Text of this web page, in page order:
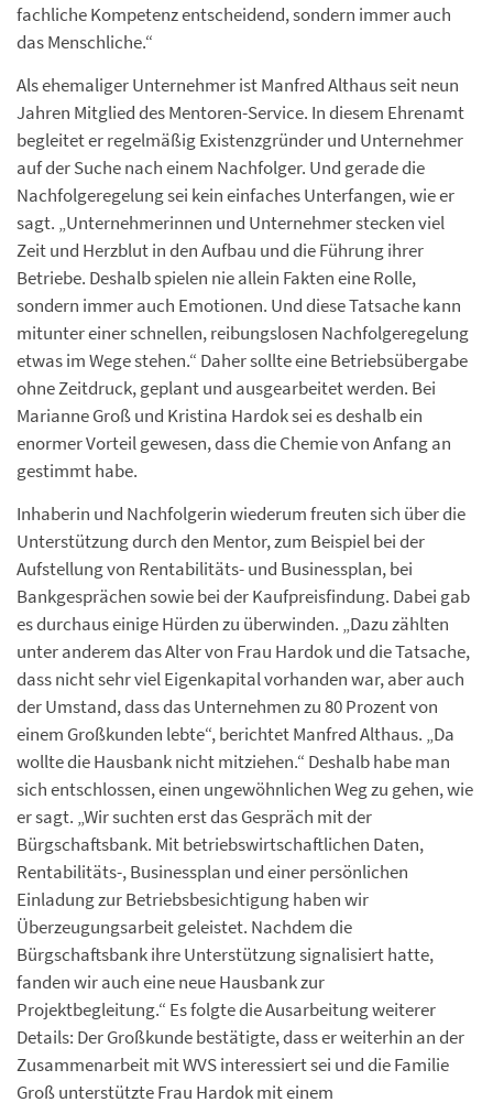
fachliche Kompetenz entscheidend, sondern immer auch
das Menschliche.“
Als ehemaliger Unternehmer ist Manfred Althaus seit neun
Jahren Mitglied des Mentoren-Service. In diesem Ehrenamt
begleitet er regelmäßig Existenzgründer und Unternehmer
auf der Suche nach einem Nachfolger. Und gerade die
Nachfolgeregelung sei kein einfaches Unterfangen, wie er
sagt. „Unternehmerinnen und Unternehmer stecken viel
Zeit und Herzblut in den Aufbau und die Führung ihrer
Betriebe. Deshalb spielen nie allein Fakten eine Rolle,
sondern immer auch Emotionen. Und diese Tatsache kann
mitunter einer schnellen, reibungslosen Nachfolgeregelung
etwas im Wege stehen.“ Daher sollte eine Betriebsübergabe
ohne Zeitdruck, geplant und ausgearbeitet werden. Bei
Marianne Groß und Kristina Hardok sei es deshalb ein
enormer Vorteil gewesen, dass die Chemie von Anfang an
gestimmt habe.
Inhaberin und Nachfolgerin wiederum freuten sich über die
Unterstützung durch den Mentor, zum Beispiel bei der
Aufstellung von Rentabilitäts- und Businessplan, bei
Bankgesprächen sowie bei der Kaufpreisfindung. Dabei gab
es durchaus einige Hürden zu überwinden. „Dazu zählten
unter anderem das Alter von Frau Hardok und die Tatsache,
dass nicht sehr viel Eigenkapital vorhanden war, aber auch
der Umstand, dass das Unternehmen zu 80 Prozent von
einem Großkunden lebte“, berichtet Manfred Althaus. „Da
wollte die Hausbank nicht mitziehen.“ Deshalb habe man
sich entschlossen, einen ungewöhnlichen Weg zu gehen, wie
er sagt. „Wir suchten erst das Gespräch mit der
Bürgschaftsbank. Mit betriebswirtschaftlichen Daten,
Rentabilitäts-, Businessplan und einer persönlichen
Einladung zur Betriebsbesichtigung haben wir
Überzeugungsarbeit geleistet. Nachdem die
Bürgschaftsbank ihre Unterstützung signalisiert hatte,
fanden wir auch eine neue Hausbank zur
Projektbegleitung.“ Es folgte die Ausarbeitung weiterer
Details: Der Großkunde bestätigte, dass er weiterhin an der
Zusammenarbeit mit WVS interessiert sei und die Familie
Groß unterstützte Frau Hardok mit einem